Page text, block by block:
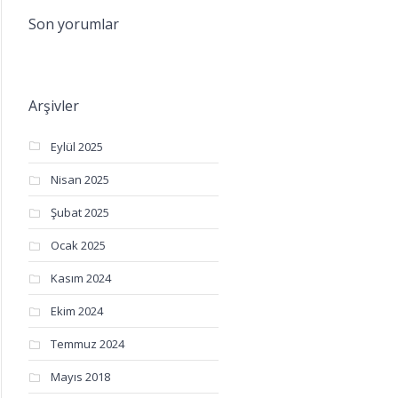
Son yorumlar
Arşivler
Eylül 2025
Nisan 2025
Şubat 2025
Ocak 2025
Kasım 2024
Ekim 2024
Temmuz 2024
Mayıs 2018